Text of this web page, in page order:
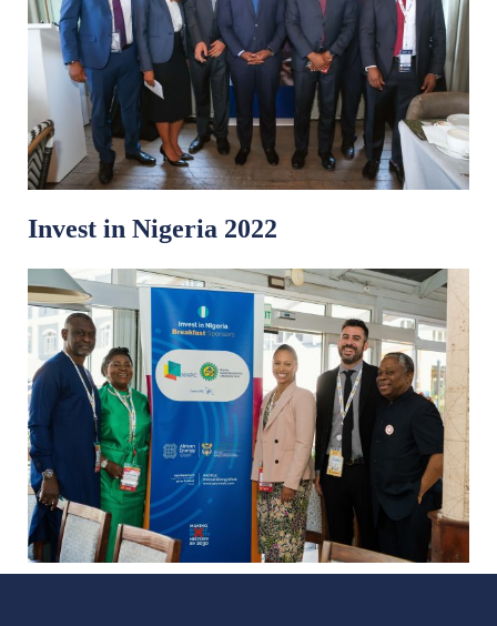
Invest in Nigeria 2022